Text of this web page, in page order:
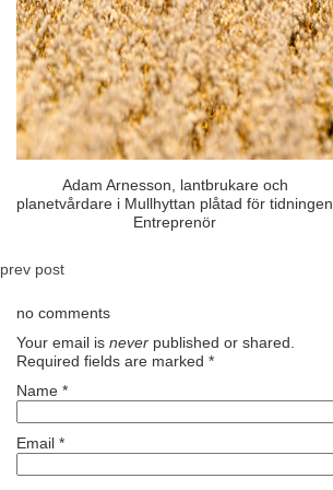
Adam Arnesson, lantbrukare och
planetvårdare i Mullhyttan plåtad för tidningen
Entreprenör
prev post
no comments
Your email is never published or shared.
Required fields are marked *
Name *
Email *